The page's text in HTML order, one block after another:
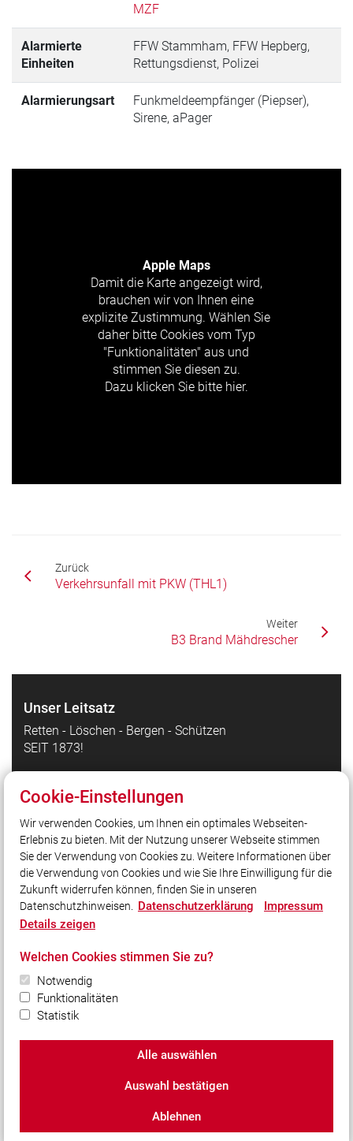
MZF
Alarmierte
Einheiten
FFW Stammham, FFW Hepberg,
Rettungsdienst, Polizei
Alarmierungsart
Funkmeldeempfänger (Piepser),
Sirene, aPager
Apple Maps
Damit die Karte angezeigt wird,
brauchen wir von Ihnen eine
explizite Zustimmung. Wählen Sie
daher bitte Cookies vom Typ
"Funktionalitäten" aus und
stimmen Sie diesen zu.
Dazu klicken Sie bitte hier.
Zurück
Verkehrsunfall mit PKW (THL1)
Weiter
B3 Brand Mähdrescher
Unser Leitsatz
Retten - Löschen - Bergen - Schützen
SEIT 1873!
Quicklinks
Kreisfeuerwehrverband Eichstätt
Landesfeuerwehrverband Bayern
Gemeinde Stammham
Social Media
Bleiben Sie mit uns in Kontakt und vernetzen Sie sich
mit uns!
© 2026 Freiwillige Feuerwehr Stammham
Datenschutz|Cookie-Einstellungen
Cookie-Einstellungen
Wir verwenden Cookies, um Ihnen ein optimales Webseiten-
Erlebnis zu bieten. Mit der Nutzung unserer Webseite stimmen
Sie der Verwendung von Cookies zu. Weitere Informationen über
die Verwendung von Cookies und wie Sie Ihre Einwilligung für die
Zukunft widerrufen können, finden Sie in unseren
Datenschutzhinweisen. Datenschutzerklärung
Impressum
Details zeigen
Welchen Cookies stimmen Sie zu?
Notwendig
Funktionalitäten
Statistik
Alle auswählen
Auswahl bestätigen
Ablehnen